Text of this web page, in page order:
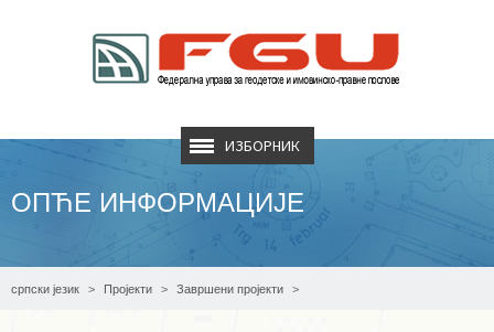
ИЗБОРНИК
ОПЋЕ ИНФОРМАЦИЈЕ
српски језик Пројекти Завршени пројекти